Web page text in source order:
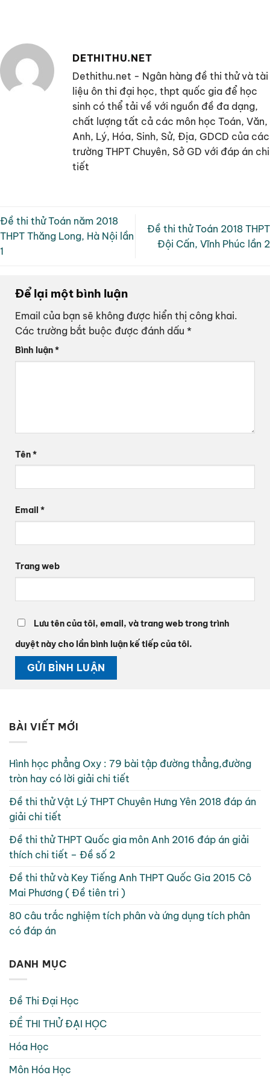
DETHITHU.NET
Dethithu.net - Ngân hàng đề thi thử và tài
liệu ôn thi đại học, thpt quốc gia để học
sinh có thể tải về với nguồn đề đa dạng,
chất lượng tất cả các môn học Toán, Văn,
Anh, Lý, Hóa, Sinh, Sử, Địa, GDCD của các
trường THPT Chuyên, Sở GD với đáp án chi
tiết
Đề thi thử Toán năm 2018
THPT Thăng Long, Hà Nội lần
1
Đề thi thử Toán 2018 THPT
Đội Cấn, Vĩnh Phúc lần 2
Để lại một bình luận
Email của bạn sẽ không được hiển thị công khai.
Các trường bắt buộc được đánh dấu *
Bình luận*
Tên*
Email *
Trang web
Lưu tên của tôi, email, và trang web trong trình
duyệt này cho lần bình luận kế tiếp của tôi.
BÀI VIẾT MỚI
Hình học phẳng Oxy : 79 bài tập đường thẳng,đường
tròn hay có lời giải chi tiết
Đề thi thử Vật Lý THPT Chuyên Hưng Yên 2018 đáp án
giải chi tiết
Đề thi thử THPT Quốc gia môn Anh 2016 đáp án giải
thích chi tiết – Đề số 2
Đề thi thử và Key Tiếng Anh THPT Quốc Gia 2015 Cô
Mai Phương ( Đề tiên tri )
80 câu trắc nghiệm tích phân và ứng dụng tích phân
có đáp án
DANH MỤC
Đề Thi Đại Học
ĐỀ THI THỬ ĐẠI HỌC
Hóa Học
Môn Hóa Học